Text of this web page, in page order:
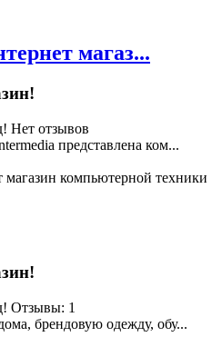
магаз...
Нет отзывов
представлена ком...
Отзывы: 1
брендовую одежду, обу...